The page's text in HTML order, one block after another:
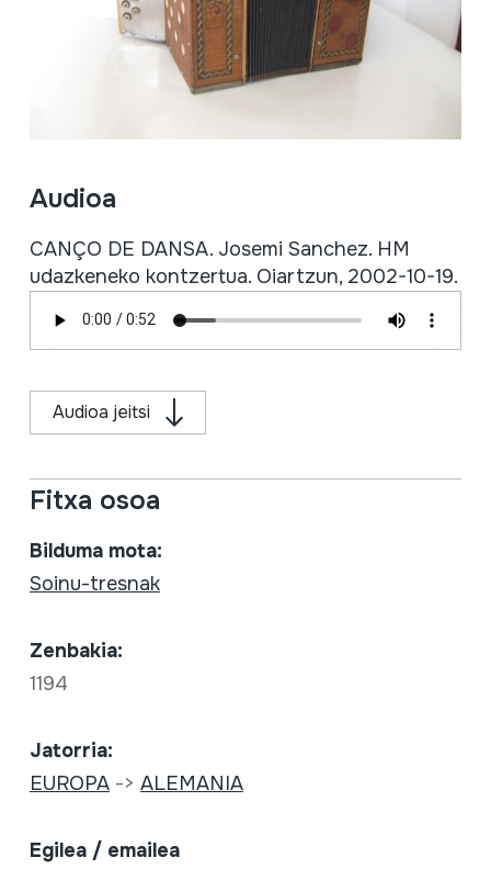
Audioa
CANÇO DE DANSA. Josemi Sanchez. HM
udazkeneko kontzertua. Oiartzun, 2002-10-19.
Audioa jeitsi
Fitxa osoa
Bilduma mota:
Soinu-tresnak
Zenbakia:
1194
Jatorria:
EUROPA-> ALEMANIA
Egilea / emailea